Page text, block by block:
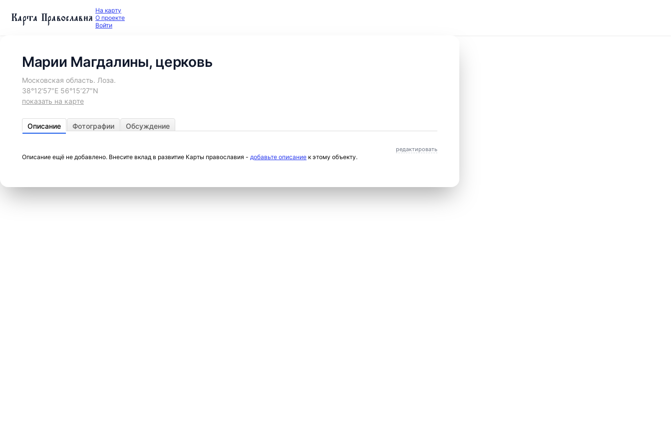
Карта Православия На карту
О проекте
Войти
Марии Магдалины, церковь
Московская область. Лоза.
38°12′57″E 56°15′27″N
показать на карте
Описание Фотографии Обсуждение
редактировать
Описание ещё не добавлено. Внесите вклад в развитие Карты православия - добавьте описание к этому объекту.